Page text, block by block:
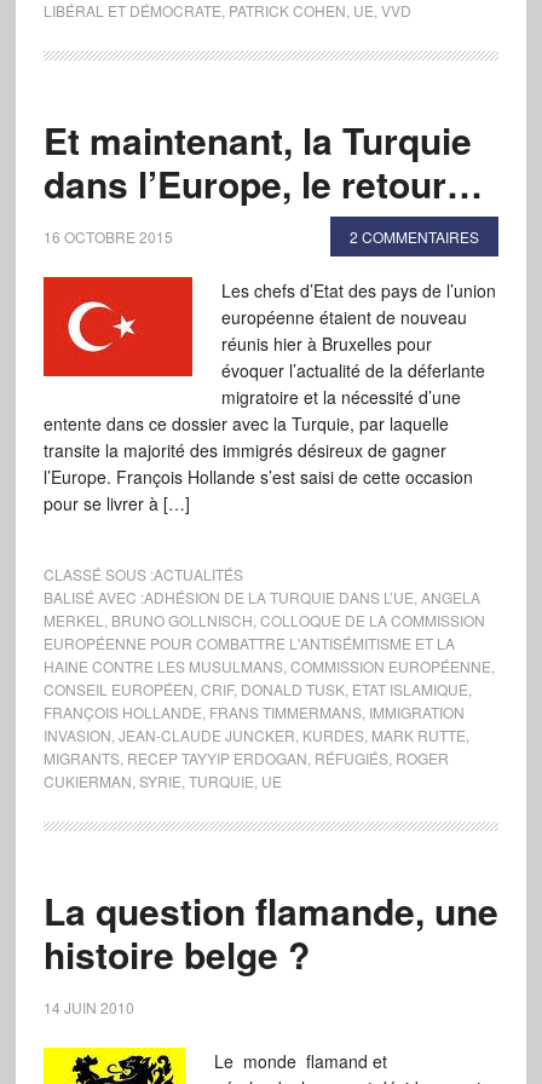
LIBÉRAL ET DÉMOCRATE PATRICK COHEN UE VVD
Et maintenant, la Turquie
dans l’Europe, le retour…
16 OCTOBRE 2015 2 COMMENTAIRES
Les chefs d’Etat des pays de l’union
européenne étaient de nouveau
réunis hier à Bruxelles pour
évoquer l’actualité de la déferlante
migratoire et la nécessité d’une
entente dans ce dossier avec la Turquie, par laquelle
transite la majorité des immigrés désireux de gagner
l’Europe. François Hollande s’est saisi de cette occasion
pour se livrer à […]
CLASSÉ SOUS :ACTUALITÉS
BALISÉ AVEC :ADHÉSION DE LA TURQUIE DANS L’UE ANGELA
MERKEL
BRUNO GOLLNISCH COLLOQUE DE LA COMMISSION
EUROPÉENNE POUR COMBATTRE L'ANTISÉMITISME ET LA
HAINE CONTRE LES MUSULMANS, COMMISSION EUROPÉENNE
CONSEIL EUROPÉEN CRIF, DONALD TUSK, ETAT ISLAMIQUE
FRANÇOIS HOLLANDE FRANS TIMMERMANS, IMMIGRATION
INVASION JEAN-CLAUDE JUNCKER KURDES, MARK RUTTE
MIGRANTS, RECEP TAYYIP ERDOGAN RÉFUGIÉS, ROGER
CUKIERMAN SYRIE TURQUIE UE
La question flamande, une
histoire belge ?
14 JUIN 2010
Le monde flamand et